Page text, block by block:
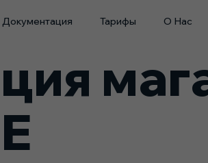
Документация Тарифы О Нас